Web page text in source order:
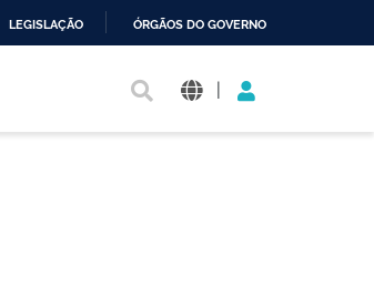
LEGISLAÇÃO ÓRGÃOS DO GOVERNO
|